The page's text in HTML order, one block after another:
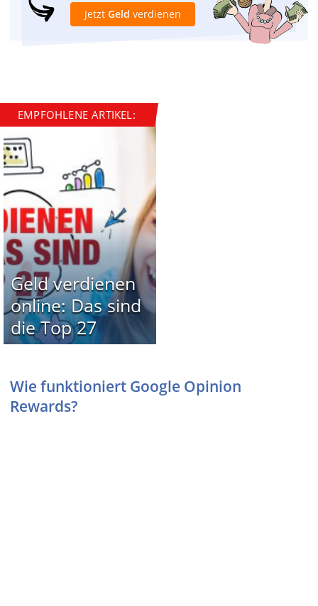
Jetzt Geld verdienen
EMPFOHLENE ARTIKEL:
Geld verdienen
online: Das sind
die Top 27
Wie funktioniert Google Opinion
Rewards?